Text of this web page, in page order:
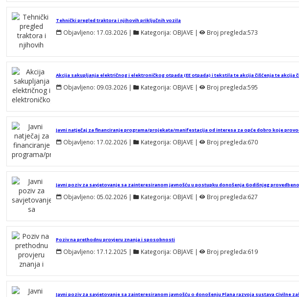
Tehnički pregled traktora i njihovih priključnih vozila
Objavljeno: 17.03.2026 | Kategorija: OBJAVE | Broj pregleda:573
Objavljeno: 09.03.2026 | Kategorija: OBJAVE | Broj pregleda:595
Objavljeno: 17.02.2026 | Kategorija: OBJAVE | Broj pregleda:670
Objavljeno: 05.02.2026 | Kategorija: OBJAVE | Broj pregleda:627
Poziv na prethodnu provjeru znanja i sposobnosti
Objavljeno: 17.12.2025 | Kategorija: OBJAVE | Broj pregleda:619